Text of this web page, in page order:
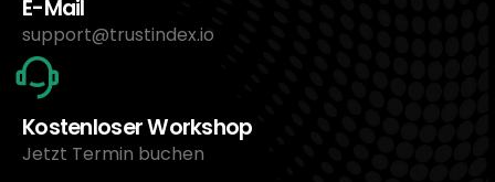
E-Mail
support@trustindex.io
Kostenloser Workshop
Jetzt Termin buchen